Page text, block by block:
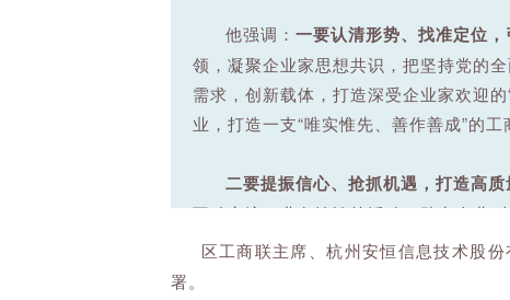
他强调： 一要认清形势、找准定位，
领，凝聚企业家思想共识，把坚持党的
需求，创新载体，打造深受企业家欢迎
业，打造一支“唯实惟先、善作善成”的工
二要提振信心、抢抓机遇，打造高质
互动交流、业务洽谈等活动，助力企业“
顺“1+X+N”产业体系，变“企业找政策”
区工商联主席、杭州安恒信息技术股
署。